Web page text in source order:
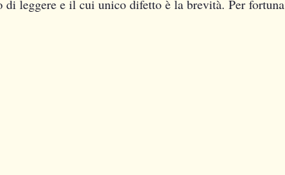
di leggere e il cui unico difetto è la brevità. Per fortuna